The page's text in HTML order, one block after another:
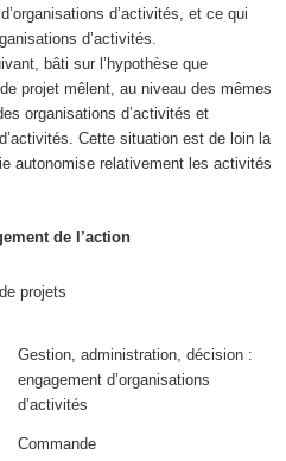
d’activités, et ce qui
d’activités.
bâti sur l’hypothèse que
projet mêlent, au niveau des mêmes
organisations d’activités et
Cette situation est de loin la
autonomise relativement les activités
de l’action
projets
Gestion, administration, décision :
engagement d’organisations
d’activités
Commande